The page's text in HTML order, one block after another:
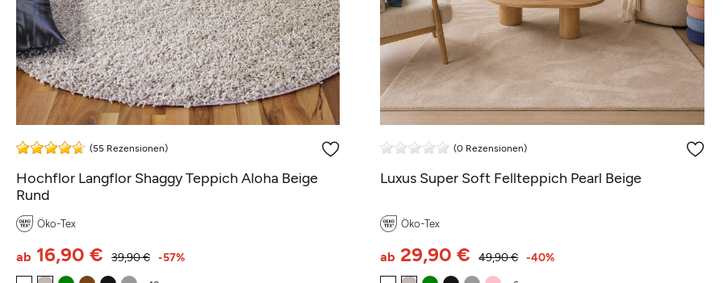
(55 Rezensionen)
Hochflor Langflor Shaggy Teppich Aloha Beige
Rund
Öko-Tex
39,90 €
ab 16,90 € -57%
(0 Rezensionen)
Luxus Super Soft Fellteppich Pearl Beige
Öko-Tex
49,90 €
ab 29,90 € -40%